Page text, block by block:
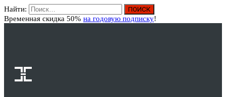
Найти:
Временная скидка 50% на годовую подписку!